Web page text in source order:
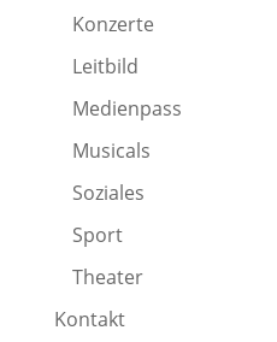
Konzerte
Leitbild
Medienpass
Musicals
Soziales
Sport
Theater
Kontakt